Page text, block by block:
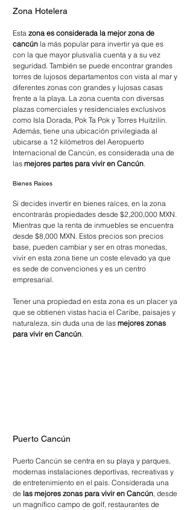
Zona Hotelera
Esta zona es considerada la mejor zona de
cancún la más popular para invertir ya que es
con la que mayor plusvalía cuenta y a su vez
seguridad. También se puede encontrar grandes
torres de lujosos departamentos con vista al mar y
diferentes zonas con grandes y lujosas casas
frente a la playa. La zona cuenta con diversas
plazas comerciales y residenciales exclusivos
como Isla Dorada, Pok Ta Pok y Torres Huitzilin.
Además, tiene una ubicación privilegiada al
ubicarse a 12 kilómetros del Aeropuerto
Internacional de Cancún, es considerada una de
las mejores partes para vivir en Cancún
Bienes Raíces
Si decides invertir en bienes raíces, en la zona
encontrarás propiedades desde $2,200,000 MXN.
Mientras que la renta de inmuebles se encuentra
desde $8,000 MXN. Estos precios son precios
base, pueden cambiar y ser en otras monedas,
vivir en esta zona tiene un coste elevado ya que
es sede de convenciones y es un centro
empresarial.
Tener una propiedad en esta zona es un placer ya
que se obtienen vistas hacia el Caribe, paisajes y
naturaleza, sin duda una de las mejores zonas
para vivir en Cancún
Puerto Cancún
Puerto Cancún se centra en su playa y parques,
modernas instalaciones deportivas, recreativas y
de entretenimiento en el país. Considerada una
de las mejores zonas para vivir en Cancún, desde
un magnífico campo de golf, restaurantes de